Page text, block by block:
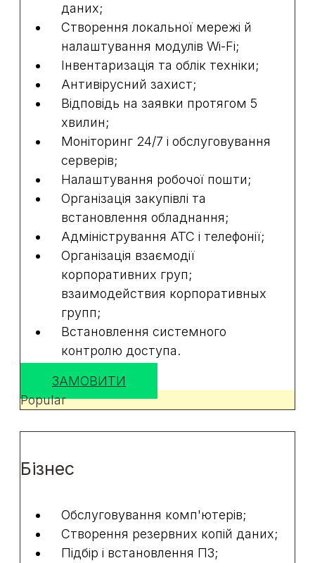
даних;
Створення локальної мережі й
налаштування модулів Wi-Fi;
Інвентаризація та облік техніки;
Антивірусний захист;
Відповідь на заявки протягом 5
хвилин;
Моніторинг 24/7 і обслуговування
серверів;
Налаштування робочої пошти;
Організація закупівлі та
встановлення обладнання;
Адміністрування АТС і телефонії;
Організація взаємодії
корпоративних груп;
взаимодействия корпоративных
групп;
Встановлення системного
контролю доступа.
ЗАМОВИТИ
Popular
Бізнес
Обслуговування комп'ютерів;
Створення резервних копій даних;
Підбір і встановлення ПЗ;